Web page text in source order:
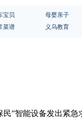
宝贝 母婴亲子
菜谱 义乌教育
”智能设备发出紧